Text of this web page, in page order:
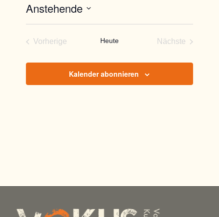
Anstehende
Vorherige
Heute
Nächste
Kalender abonnieren